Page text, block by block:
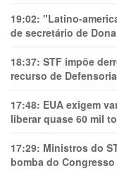
19:02: "Latino-
de secretário de
18:37: STF impõe
recurso de
17:48: EUA exigem
liberar quase 60 mil
17:29: Ministros do
bomba do